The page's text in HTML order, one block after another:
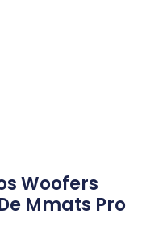
Woofers
Mmats Pro